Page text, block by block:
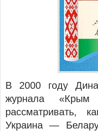
В 2000 году
журнала
рассматривать,
Украина —